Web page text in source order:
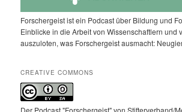
Forschergeist ist ein Podcast über Bildung und
Einblicke in die Arbeit von Wissenschaftlern und
auszuloten, was Forschergeist ausmacht:
CREATIVE COMMONS